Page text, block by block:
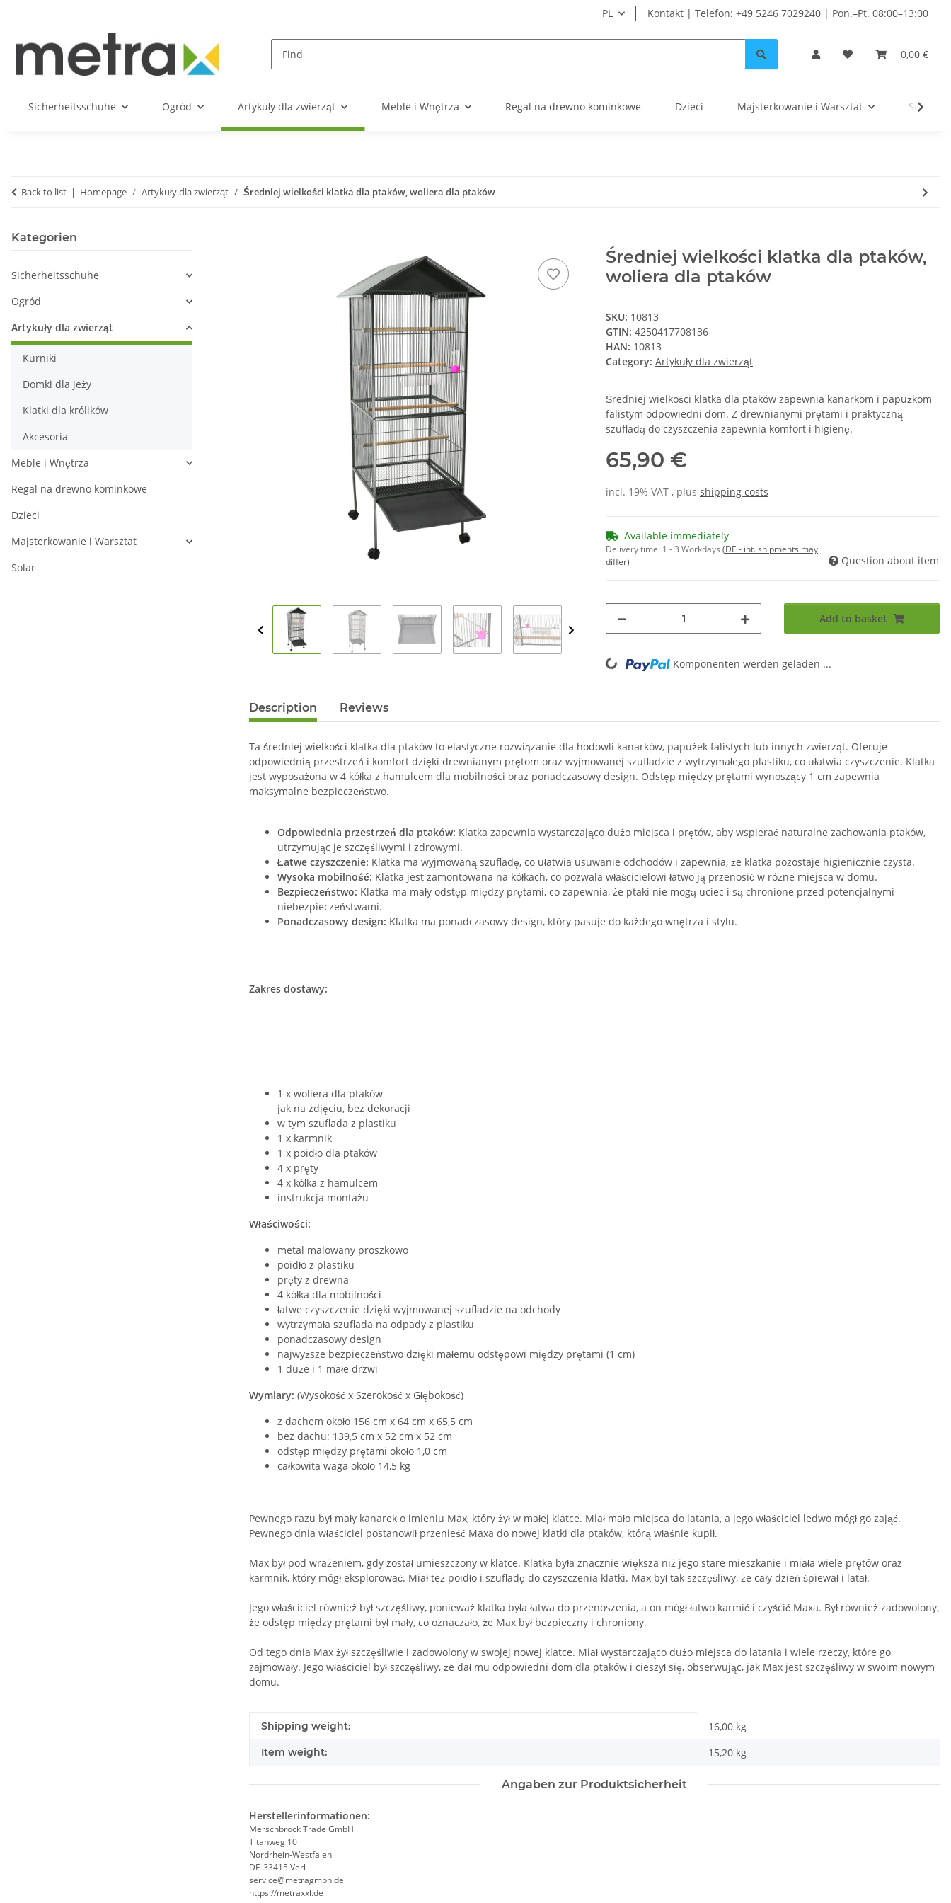
PL Kontakt | Telefon: +49 5246 7029240 | Pon.–Pt. 08:00–13:00
0,00 €
Sicherheitsschuhe Ogród Artykuły dla zwierząt Meble i Wnętrza Regal na drewno kominkowe Dzieci Majsterkowanie i Warsztat Solar
Back to list Homepage Artykuły dla zwierząt Średniej wielkości klatka dla ptaków, woliera dla ptaków
Średniej wielkości klatka dla ptaków,
woliera dla ptaków
SKU: 10813
GTIN: 4250417708136
HAN: 10813
Category: Artykuły dla zwierząt
Średniej wielkości klatka dla ptaków zapewnia kanarkom i papużkom
falistym odpowiedni dom. Z drewnianymi prętami i praktyczną
szufladą do czyszczenia zapewnia komfort i higienę.
65,90 €
incl. 19% VAT , plus shipping costs
Available immediately
Delivery time: 1 - 3 Workdays (DE - int. shipments may
differ)
Question about item
Add to basket
Loading... Komponenten werden geladen ...
Description Reviews
Ta średniej wielkości klatka dla ptaków to elastyczne rozwiązanie dla hodowli kanarków, papużek falistych lub innych zwierząt. Oferuje
odpowiednią przestrzeń i komfort dzięki drewnianym prętom oraz wyjmowanej szufladzie z wytrzymałego plastiku, co ułatwia czyszczenie. Klatka
jest wyposażona w 4 kółka z hamulcem dla mobilności oraz ponadczasowy design. Odstęp między prętami wynoszący 1 cm zapewnia
maksymalne bezpieczeństwo.
Odpowiednia przestrzeń dla ptaków: Klatka zapewnia wystarczająco dużo miejsca i prętów, aby wspierać naturalne zachowania ptaków,
utrzymując je szczęśliwymi i zdrowymi.
Łatwe czyszczenie: Klatka ma wyjmowaną szufladę, co ułatwia usuwanie odchodów i zapewnia, że klatka pozostaje higienicznie czysta.
Wysoka mobilność: Klatka jest zamontowana na kółkach, co pozwala właścicielowi łatwo ją przenosić w różne miejsca w domu.
Bezpieczeństwo: Klatka ma mały odstęp między prętami, co zapewnia, że ptaki nie mogą uciec i są chronione przed potencjalnymi
niebezpieczeństwami.
Ponadczasowy design: Klatka ma ponadczasowy design, który pasuje do każdego wnętrza i stylu.
Zakres dostawy:
1 x woliera dla ptaków
jak na zdjęciu, bez dekoracji
w tym szuflada z plastiku
1 x karmnik
1 x poidło dla ptaków
4 x pręty
4 x kółka z hamulcem
instrukcja montażu
Właściwości:
metal malowany proszkowo
poidło z plastiku
pręty z drewna
4 kółka dla mobilności
łatwe czyszczenie dzięki wyjmowanej szufladzie na odchody
wytrzymała szuflada na odpady z plastiku
ponadczasowy design
najwyższe bezpieczeństwo dzięki małemu odstępowi między prętami (1 cm)
1 duże i 1 małe drzwi
Wymiary: (Wysokość x Szerokość x Głębokość)
z dachem około 156 cm x 64 cm x 65,5 cm
bez dachu: 139,5 cm x 52 cm x 52 cm
odstęp między prętami około 1,0 cm
całkowita waga około 14,5 kg
Pewnego razu był mały kanarek o imieniu Max, który żył w małej klatce. Miał mało miejsca do latania, a jego właściciel ledwo mógł go zająć.
Pewnego dnia właściciel postanowił przenieść Maxa do nowej klatki dla ptaków, którą właśnie kupił.
Max był pod wrażeniem, gdy został umieszczony w klatce. Klatka była znacznie większa niż jego stare mieszkanie i miała wiele prętów oraz
karmnik, który mógł eksplorować. Miał też poidło i szufladę do czyszczenia klatki. Max był tak szczęśliwy, że cały dzień śpiewał i latał.
Jego właściciel również był szczęśliwy, ponieważ klatka była łatwa do przenoszenia, a on mógł łatwo karmić i czyścić Maxa. Był również zadowolony,
że odstęp między prętami był mały, co oznaczało, że Max był bezpieczny i chroniony.
Od tego dnia Max żył szczęśliwie i zadowolony w swojej nowej klatce. Miał wystarczająco dużo miejsca do latania i wiele rzeczy, które go
zajmowały. Jego właściciel był szczęśliwy, że dał mu odpowiedni dom dla ptaków i cieszył się, obserwując, jak Max jest szczęśliwy w swoim nowym
domu.
#productDetails.itemInformation#
#productDetails.itemValue#
Shipping weight: 16,00 kg
Item weight: 15,20 kg
Angaben zur Produktsicherheit
Herstellerinformationen:
Merschbrock Trade GmbH
Titanweg 10
Nordrhein-Westfalen
DE-33415 Verl
service@metragmbh.de
https://metraxxl.de
Kategorien
Sicherheitsschuhe
Ogród
Artykuły dla zwierząt
Kurniki
Domki dla jeży
Klatki dla królików
Akcesoria
Meble i Wnętrza
Regal na drewno kominkowe
Dzieci
Majsterkowanie i Warsztat
Solar